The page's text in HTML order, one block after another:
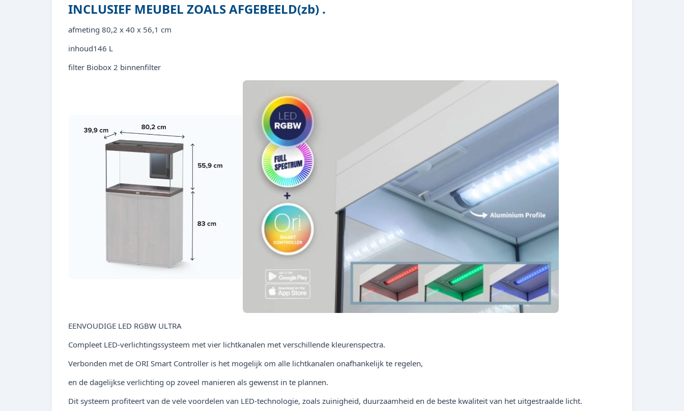
INCLUSIEF MEUBEL ZOALS AFGEBEELD(zb) .
afmeting 80,2 x 40 x 56,1 cm
inhoud146 L
filter Biobox 2 binnenfilter
EENVOUDIGE LED RGBW ULTRA
Compleet LED-verlichtingssysteem met vier lichtkanalen met verschillende kleurenspectra.
Verbonden met de ORI Smart Controller is het mogelijk om alle lichtkanalen onafhankelijk te regelen,
en de dagelijkse verlichting op zoveel manieren als gewenst in te plannen.
Dit systeem profiteert van de vele voordelen van LED-technologie, zoals zuinigheid, duurzaamheid en de beste kwaliteit van het uitgestraalde licht.